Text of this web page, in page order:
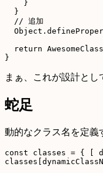
    }
  }
  // 追加
  return AwesomeClass
まぁ、これが設計とし
蛇足
動的なクラス名を定義
const classes = { [